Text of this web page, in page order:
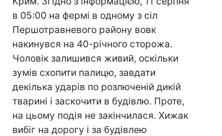
в 05:00 на фермі в одному з сіл
Першотравневого району вовк
накинувся на 40-річного сторожа.
Чоловік залишився живий, оскільки
зумів схопити палицю, завдати
декілька ударів по розлюченій дикій
тварині і заскочити в будівлю. Проте,
на цьому подія не закінчилася. Хижак
вибіг на дорогу і за будівлею